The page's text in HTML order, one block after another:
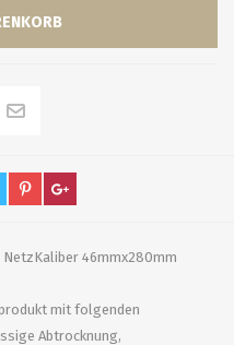
46mmx280mm
mit folgenden
Abtrocknung,